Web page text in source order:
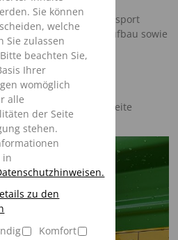
Sie können
welche
Sie zulassen
beachten Sie,
Ihrer
womöglich
alle
der Seite
stehen.
in
zu den
Komfort
und trockenen Transport
mit einem Planenaufbau sowie
an der Stirnseite
an der Seite